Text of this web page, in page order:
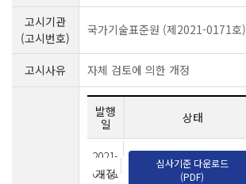
고시기관
(고시번호)
국가기술표준원 (제2021-0171호)
고시사유 자체 검토에 의한 개정
발행
일
상태
2021-
09-01
개정
심사기준 다운로드
(PDF)